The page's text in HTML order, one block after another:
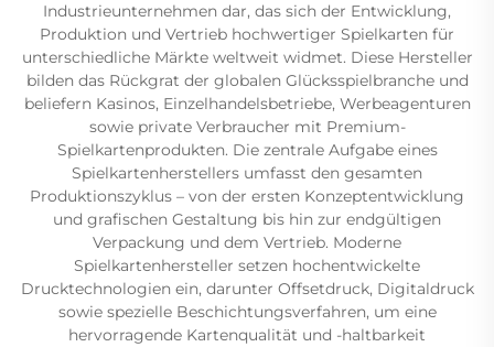
Industrieunternehmen dar, das sich der Entwicklung,
Produktion und Vertrieb hochwertiger Spielkarten für
unterschiedliche Märkte weltweit widmet. Diese Hersteller
bilden das Rückgrat der globalen Glücksspielbranche und
beliefern Kasinos, Einzelhandelsbetriebe, Werbeagenturen
sowie private Verbraucher mit Premium-
Spielkartenprodukten. Die zentrale Aufgabe eines
Spielkartenherstellers umfasst den gesamten
Produktionszyklus – von der ersten Konzeptentwicklung
und grafischen Gestaltung bis hin zur endgültigen
Verpackung und dem Vertrieb. Moderne
Spielkartenhersteller setzen hochentwickelte
Drucktechnologien ein, darunter Offsetdruck, Digitaldruck
sowie spezielle Beschichtungsverfahren, um eine
hervorragende Kartenqualität und -haltbarkeit